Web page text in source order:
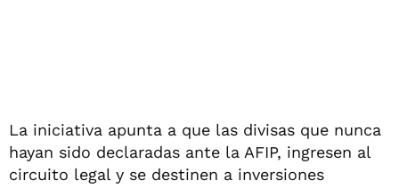
La iniciativa apunta a que las divisas que nunca
hayan sido declaradas ante la AFIP, ingresen al
circuito legal y se destinen a inversiones